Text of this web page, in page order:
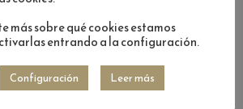
más sobre qué cookies estamos
entrando a la configuración.
Configuración Leer más